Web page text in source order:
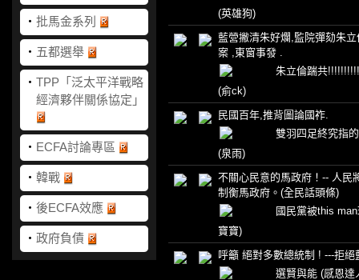
‧ 批馬金系列
‧ 五都選舉
‧ TPP「泛太平洋戰略
經濟夥伴關係協定」
‧ ECFA討論專區
‧ 韓戰
‧ 後ECFA效應
‧ 政府負債
(英雄狗)
藍營撇清朱好爛,監院彈劾朱
案 ,東窗事發 .
朱立倫踹共
(俞ck)
民國百年,推背圖論國祚.
雙羽四足終究指
(泉雨)
不關心民意的馬政府！-- 人民
制衡馬政府。(全民話頭條)
國民黨被this
寶寶)
呼籲 絕對多數總統制 ! ---拒絕
選賢與能 (感恩達